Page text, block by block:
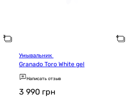
Granado Toro White gel
Написать отзыв
3 990 грн